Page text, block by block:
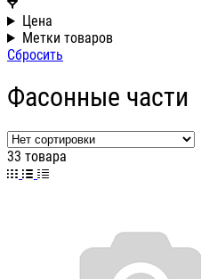
Цена
Метки товаров
Сбросить
Фасонные части
33 товара